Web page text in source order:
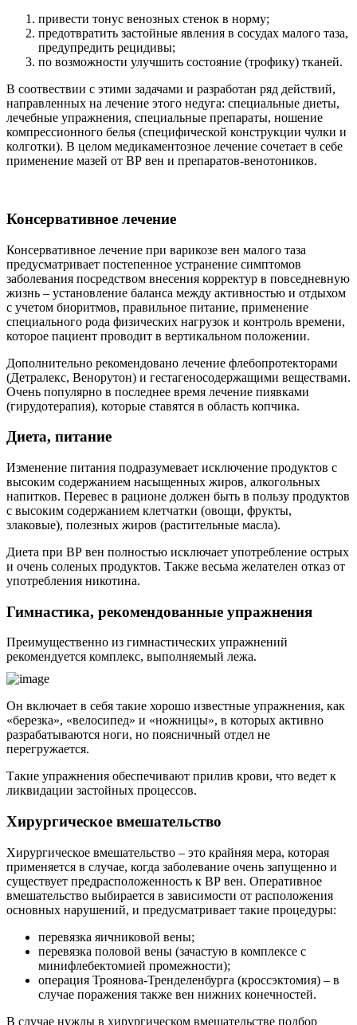
привести тонус венозных стенок в норму;
предотвратить застойные явления в сосудах малого таза,
предупредить рецидивы;
по возможности улучшить состояние (трофику) тканей.
В соотвествии с этими задачами и разработан ряд действий,
направленных на лечение этого недуга: специальные диеты,
лечебные упражнения, специальные препараты, ношение
компрессионного белья (специфической конструкции чулки и
колготки). В целом медикаментозное лечение сочетает в себе
применение мазей от ВР вен и препаратов-венотоников.
Консервативное лечение
Консервативное лечение при варикозе вен малого таза
предусматривает постепенное устранение симптомов
заболевания посредством внесения корректур в повседневную
жизнь – установление баланса между активностью и отдыхом
с учетом биоритмов, правильное питание, применение
специального рода физических нагрузок и контроль времени,
которое пациент проводит в вертикальном положении.
Дополнительно рекомендовано лечение флебопротекторами
(Детралекс, Венорутон) и гестагеносодержащими веществами.
Очень популярно в последнее время лечение пиявками
(гирудотерапия), которые ставятся в область копчика.
Диета, питание
Изменение питания подразумевает исключение продуктов с
высоким содержанием насыщенных жиров, алкогольных
напитков. Перевес в рационе должен быть в пользу продуктов
с высоким содержанием клетчатки (овощи, фрукты,
злаковые), полезных жиров (растительные масла).
Диета при ВР вен полностью исключает употребление острых
и очень соленых продуктов. Также весьма желателен отказ от
употребления никотина.
Гимнастика, рекомендованные упражнения
Преимущественно из гимнастических упражнений
рекомендуется комплекс, выполняемый лежа.
Он включает в себя такие хорошо известные упражнения, как
«березка», «велосипед» и «ножницы», в которых активно
разрабатываются ноги, но поясничный отдел не
перегружается.
Такие упражнения обеспечивают прилив крови, что ведет к
ликвидации застойных процессов.
Хирургическое вмешательство
Хирургическое вмешательство – это крайняя мера, которая
применяется в случае, когда заболевание очень запущенно и
существует предрасположенность к ВР вен. Оперативное
вмешательство выбирается в зависимости от расположения
основных нарушений, и предусматривает такие процедуры:
перевязка яичниковой вены;
перевязка половой вены (зачастую в комплексе с
минифлебектомией промежности);
операция Троянова-Тренделенбурга (кроссэктомия) – в
случае поражения также вен нижних конечностей.
В случае нужды в хирургическом вмешательстве подбор